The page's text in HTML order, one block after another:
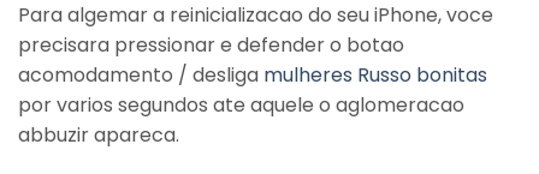
Para algemar a reinicializacao do seu iPhone, voce
precisara pressionar e defender o botao
acomodamento / desliga mulheres Russo bonitas
por varios segundos ate aquele o aglomeracao
abbuzir apareca.